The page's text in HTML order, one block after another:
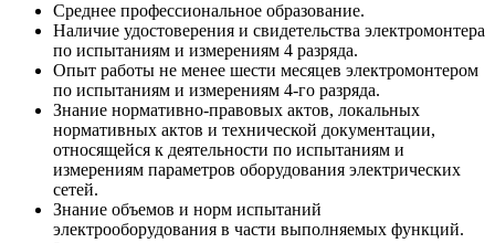
Среднее профессиональное образование.
Наличие удостоверения и свидетельства электромонтера
по испытаниям и измерениям 4 разряда.
Опыт работы не менее шести месяцев электромонтером
по испытаниям и измерениям 4-го разряда.
Знание нормативно-правовых актов, локальных
нормативных актов и технической документации,
относящейся к деятельности по испытаниям и
измерениям параметров оборудования электрических
сетей.
Знание объемов и норм испытаний
электрооборудования в части выполняемых функций.